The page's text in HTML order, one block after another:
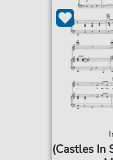
(Castles In